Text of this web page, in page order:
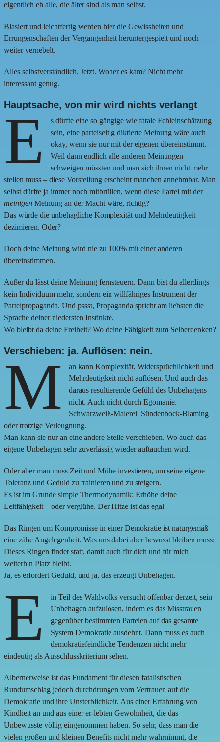
eigentlich eh alle, die älter sind als man selbst.
Blasiert und leichtfertig werden hier die Gewissheiten und
Errungenschaften der Vergangenheit heruntergespielt und noch
weiter vernebelt.
Alles selbstverständlich. Jetzt. Woher es kam? Nicht mehr
interessant genug.
Hauptsache, von mir wird nichts verlangt
E
s dürfte eine so gängige wie fatale Fehleinschätzung
sein, eine parteiseitig diktierte Meinung wäre auch
okay, wenn sie nur mit der eigenen übereinstimmt.
Weil dann endlich alle anderen Meinungen
schweigen müssten und man sich ihnen nicht mehr
stellen muss – diese Vorstellung erscheint manchen annehmbar. Man
selbst dürfte ja immer noch mitbrüllen, wenn diese Partei mit der
meinigen Meinung an der Macht wäre, richtig?
Das würde die unbehagliche Komplexität und Mehrdeutigkeit
dezimieren. Oder?
Doch deine Meinung wird nie zu 100% mit einer anderen
übereinstimmen.
Außer du lässt deine Meinung fernsteuern. Dann bist du allerdings
kein Individuum mehr, sondern ein willfähriges Instrument der
Parteipropaganda. Und pssst, Propaganda spricht am liebsten die
Sprache deiner niedersten Instinkte.
Wo bleibt da deine Freiheit? Wo deine Fähigkeit zum Selberdenken?
Verschieben: ja. Auflösen: nein.
M
an kann Komplexität, Widersprüchlichkeit und
Mehrdeutigkeit nicht auflösen. Und auch das
daraus resultierende Gefühl des Unbehagens
nicht. Auch nicht durch Egomanie,
Schwarzweiß-Malerei, Sündenbock-Blaming
oder trotzige Verleugnung.
Man kann sie nur an eine andere Stelle verschieben. Wo auch das
eigene Unbehagen sehr zuverlässig wieder auftauchen wird.
Oder aber man muss Zeit und Mühe investieren, um seine eigene
Toleranz und Geduld zu trainieren und zu steigern.
Es ist im Grunde simple Thermodynamik: Erhöhe deine
Leitfähigkeit – oder verglühe. Der Hitze ist das egal.
Das Ringen um Kompromisse in einer Demokratie ist naturgemäß
eine zähe Angelegenheit. Was uns dabei aber bewusst bleiben muss:
Dieses Ringen findet statt, damit auch für dich und für mich
weiterhin Platz bleibt.
Ja, es erfordert Geduld, und ja, das erzeugt Unbehagen.
E
in Teil des Wahlvolks versucht offenbar derzeit, sein
Unbehagen aufzulösen, indem es das Misstrauen
gegenüber bestimmten Parteien auf das gesamte
System Demokratie ausdehnt. Dann muss es auch
demokratiefeindliche Tendenzen nicht mehr
eindeutig als Ausschlusskriterium sehen.
Albernerweise ist das Fundament für diesen fatalistischen
Rundumschlag jedoch durchdrungen vom Vertrauen auf die
Demokratie und ihre Unsterblichkeit. Aus einer Erfahrung von
Kindheit an und aus einer er-lebten Gewohnheit, die das
Unbewusste völlig eingenommen haben. So sehr, dass man die
vielen großen und kleinen Benefits nicht mehr wahrnimmt, die